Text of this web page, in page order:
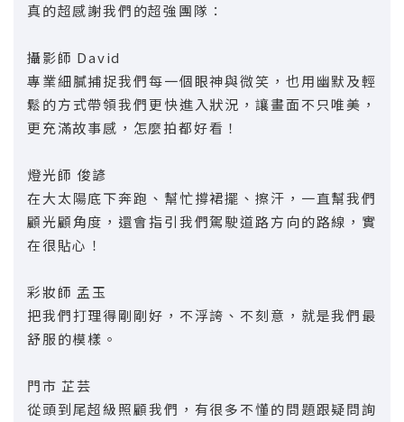
真的超感謝我們的超強團隊：
攝影師 David
專業細膩捕捉我們每一個眼神與微笑，也用幽默及輕
鬆的方式帶領我們更快進入狀況，讓畫面不只唯美，
更充滿故事感，怎麼拍都好看！
燈光師 俊諺
在大太陽底下奔跑、幫忙撐裙擺、擦汗，一直幫我們
顧光顧角度，還會指引我們駕駛道路方向的路線，實
在很貼心！
彩妝師 孟玉
把我們打理得剛剛好，不浮誇、不刻意，就是我們最
舒服的模樣。
門市 芷芸
從頭到尾超級照顧我們，有很多不懂的問題跟疑問詢